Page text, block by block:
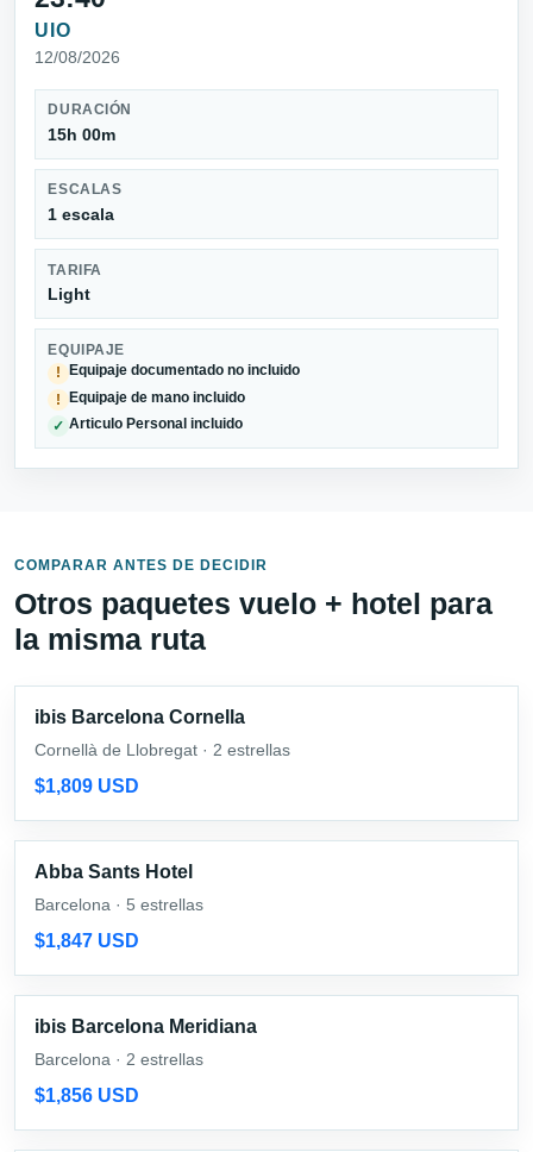
UIO
12/08/2026
DURACIÓN
15h 00m
ESCALAS
1 escala
TARIFA
Light
EQUIPAJE
!
Equipaje documentado no incluido
! Equipaje de mano incluido
✓ Articulo Personal incluido
COMPARAR ANTES DE DECIDIR
Otros paquetes vuelo + hotel para
la misma ruta
ibis Barcelona Cornella
Cornellà de Llobregat · 2 estrellas
$1,809 USD
Abba Sants Hotel
Barcelona · 5 estrellas
$1,847 USD
ibis Barcelona Meridiana
Barcelona · 2 estrellas
$1,856 USD